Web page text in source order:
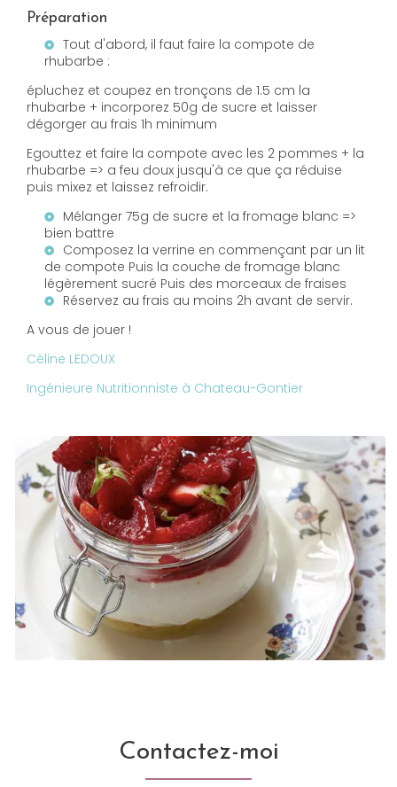
Préparation
Tout d'abord, il faut faire la compote de
rhubarbe :
épluchez et coupez en tronçons de 1.5 cm la
rhubarbe + incorporez 50g de sucre et laisser
dégorger au frais 1h minimum
Egouttez et faire la compote avec les 2 pommes + la
rhubarbe => a feu doux jusqu'à ce que ça réduise
puis mixez et laissez refroidir.
Mélanger 75g de sucre et la fromage blanc =>
bien battre
Composez la verrine en commençant par un lit
de compote Puis la couche de fromage blanc
légèrement sucré Puis des morceaux de fraises
Réservez au frais au moins 2h avant de servir.
A vous de jouer !
Céline LEDOUX
Ingénieure Nutritionniste à Chateau-Gontier
Contactez-moi